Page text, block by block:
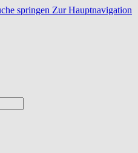
springen Zur Hauptnavigation